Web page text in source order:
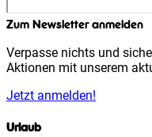
Zum Newsletter anmelden
Verpasse nichts und
Aktionen mit unserem
Jetzt anmelden!
Urlaub